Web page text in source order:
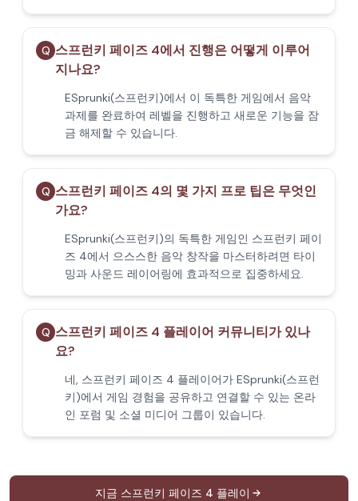
Q 스프런키 페이즈 4에서 진행은 어떻게 이루어
지나요?
ESprunki(스프런키)에서 이 독특한 게임에서 음악
과제를 완료하여 레벨을 진행하고 새로운 기능을 잠
금 해제할 수 있습니다.
Q 스프런키 페이즈 4의 몇 가지 프로 팁은 무엇인
가요?
ESprunki(스프런키)의 독특한 게임인 스프런키 페이
즈 4에서 으스스한 음악 창작을 마스터하려면 타이
밍과 사운드 레이어링에 효과적으로 집중하세요.
Q 스프런키 페이즈 4 플레이어 커뮤니티가 있나
요?
네, 스프런키 페이즈 4 플레이어가 ESprunki(스프런
키)에서 게임 경험을 공유하고 연결할 수 있는 온라
인 포럼 및 소셜 미디어 그룹이 있습니다.
지금 스프런키 페이즈 4 플레이